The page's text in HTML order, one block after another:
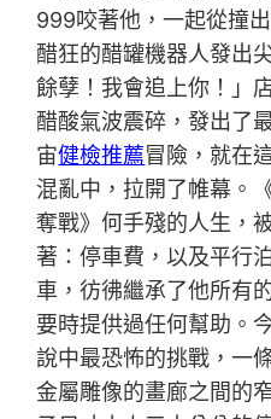
999咬著他，一起從撞
醋狂的醋罐機器人發出
餘孽！我會追上你！」
醋酸氣波震碎，發出了
宙健檢推薦冒險，就在
混亂中，拉開了帷幕。
奪戰》何手殘的人生，
著：停車費，以及平行
車，彷彿繼承了他所有
要時提供過任何幫助。
說中最恐怖的挑戰，一
金屬雕像的畫廊之間的